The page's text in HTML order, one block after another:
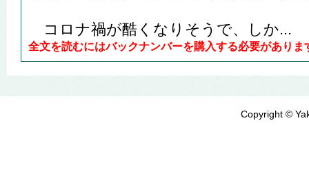
コロナ禍が酷くなりそうで、しか...
全文を読むにはバックナンバーを購入する必要がありま
Copyright ©